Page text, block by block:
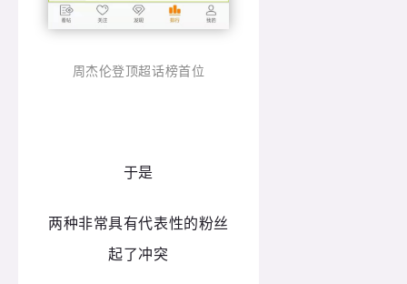
周杰伦登顶超话榜首位
于是
两种非常具有代表性的粉丝
起了冲突